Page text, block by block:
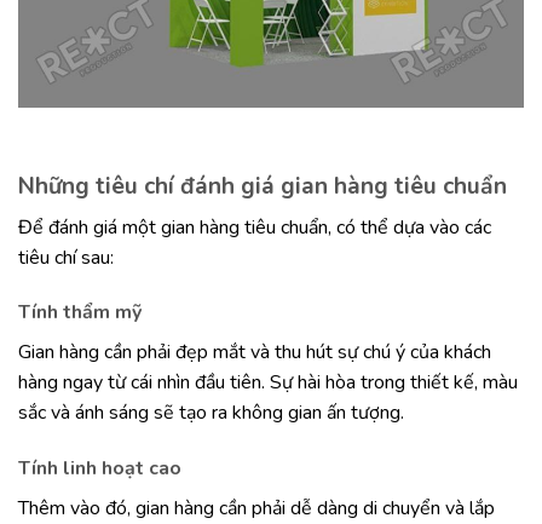
Những tiêu chí đánh giá gian hàng tiêu chuẩn
Để đánh giá một gian hàng tiêu chuẩn, có thể dựa vào các
tiêu chí sau:
Tính thẩm mỹ
Gian hàng cần phải đẹp mắt và thu hút sự chú ý của khách
hàng ngay từ cái nhìn đầu tiên. Sự hài hòa trong thiết kế, màu
sắc và ánh sáng sẽ tạo ra không gian ấn tượng.
Tính linh hoạt cao
Thêm vào đó, gian hàng cần phải dễ dàng di chuyển và lắp